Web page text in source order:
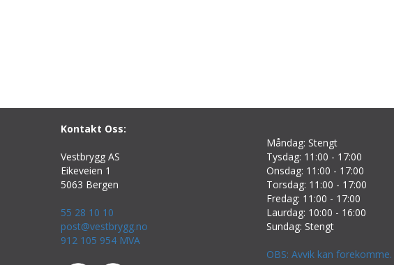
Kontakt Oss:
Vestbrygg AS
Eikeveien 1
5063 Bergen
55 28 10 10
post@vestbrygg.no
912 105 954 MVA
Måndag: Stengt
Tysdag: 11:00 - 17:00
Onsdag: 11:00 - 17:00
Torsdag: 11:00 - 17:00
Fredag: 11:00 - 17:00
Laurdag: 10:00 - 16:00
Sundag: Stengt
OBS: Avvik kan forekomme.